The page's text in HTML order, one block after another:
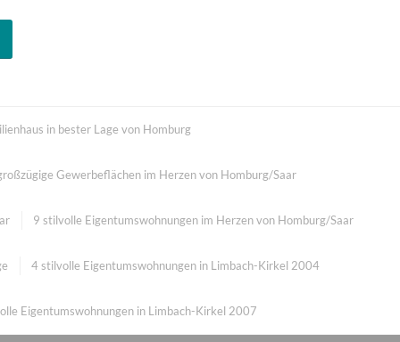
in bester Lage von Homburg
Gewerbeflächen im Herzen von Homburg/Saar
9 stilvolle Eigentumswohnungen im Herzen von Homburg/Saar
4 stilvolle Eigentumswohnungen in Limbach-Kirkel 2004
Eigentumswohnungen in Limbach-Kirkel 2007